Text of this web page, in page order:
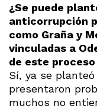
¿Se puede
anticorrupción
como Graña y
vinculadas a
de este
Sí, ya se
presentaron
muchos no